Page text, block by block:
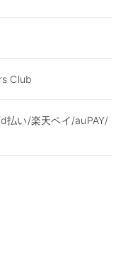
Club
払い/楽天ペイ/auPAY/